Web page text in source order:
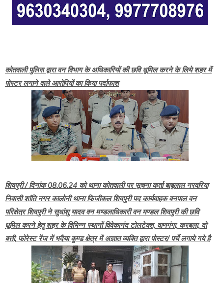
कोतवाली पुलिस द्वारा वन विभाग के अधिकारियों की छवि धूमिल करने के लिये शहर में
पोस्टर लगाने वाले आरोपियों का किया पर्दाफाश
शिवपुरी / दिनांक 08.06.24 को थाना कोतवाली पर सूचना कर्ता बाबूलाल नरवरिया
निवासी शांति नगर कालोनी थाना फिजीकल शिवपुरी पद कार्यवाहक वनपाल वन
परिक्षेत्र शिवपुरी ने सुधांशु यादव वन मण्डलाधिकारी वन मण्डल शिवपुरी की छवि
धूमिल करने हेतु शहर के विभिन्न स्थानों विवेकानंद टोलटेक्श, वाणगंगा, करबला, दो
बत्ती, फोरेस्ट रेंज में भदैया कुण्ड क्षेत्र में अज्ञात व्यक्ति द्वारा पोस्टर/ पर्चे लगाये गये है